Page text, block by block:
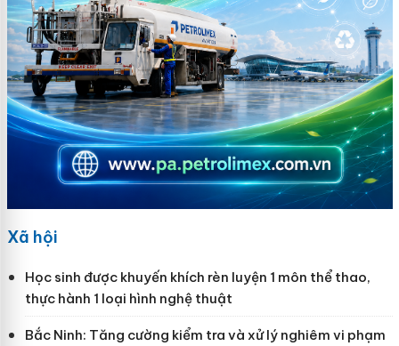
Xã hội
Học sinh được khuyến khích rèn luyện 1 môn thể thao,
thực hành 1 loại hình nghệ thuật
Bắc Ninh: Tăng cường kiểm tra và xử lý nghiêm vi phạm